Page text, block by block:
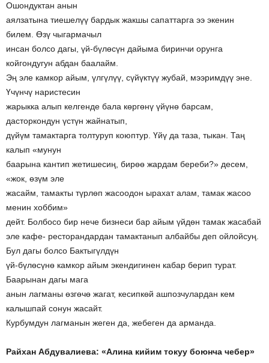
Ошондуктан анын
аялзатына тиешелүү бардык жакшы сапаттарга ээ экенин
билем. Өзү чыгармачыл
инсан болсо дагы, үй-бүлөсүн дайыма биринчи орунга
койгондугун абдан баалайм.
Эң эле камкор айым, үлгүлүү, сүйүктүү жубай, мээримдүү эне.
Үчүнчү наристесин
жарыкка алып келгенде бала көргөнү үйүнө барсам,
дасторкондун үстүн жайнатып,
дүйүм тамактарга толтуруп коюптур. Үйү да таза, тыкан. Таң
калып «мунун
баарына кантип жетишесиң, бирөө жардам береби?» десем,
«жок, өзүм эле
жасайм, тамакты түрлөп жасоодон ырахат алам, тамак жасоо
менин хоббим»
дейт. Болбосо бир нече бизнеси бар айым үйдөн тамак жасабай
эле кафе- ресторандардан тамактанып албайбы деп ойлойсуң.
Бул дагы болсо Бактыгүлдүн
үй-бүлөсүнө камкор айым экендигинен кабар берип турат.
Баарынан дагы мага
анын лагманы өзгөчө жагат, кесипкөй ашпозчулардан кем
калышпай сонун жасайт.
Курбумдун лагманын жеген да, жебеген да арманда.
Райхан Абдувалиева: «Алина кийим токуу боюнча чебер»